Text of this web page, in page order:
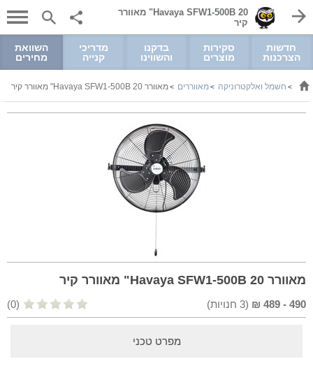
Havaya SFW1-500B 20" מאוורר
קיר
חדשות
הצרכנות
סקירות
מוצרים
בדקנו
והשווינו
מדריכי
קנייה
השוואת
מחירים
> חשמל ואלקטרוניקה >מאווררים >מאוורר Havaya SFW1-500B 20" מאוורר קיר
מאוורר Havaya SFW1-500B 20" מאוורר קיר
490
-
489
₪
(
3 חנויות) (0)
מפרט טכני